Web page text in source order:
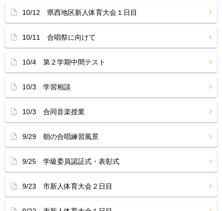
10/12 県西地区新人体育大会１日目
10/11 合唱祭に向けて
10/4 第２学期中間テスト
10/3 学習相談
10/3 合同音楽授業
9/29 朝の合唱練習風景
9/25 学級委員認証式・表彰式
9/23 市新人体育大会２日目